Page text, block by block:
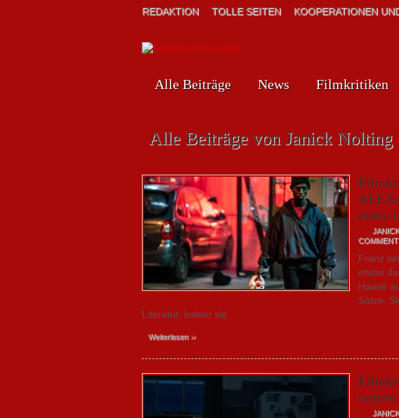
REDAKTION TOLLE SEITEN KOOPERATIONEN
Alle Beiträge News Filmkritiken
Alle Beiträge von Janick Nolting
eines
Franz
etwas
Haase
Sätze.
Literatur, indem sie
Weiterlesen »